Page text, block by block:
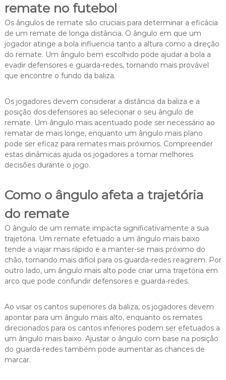
remate no futebol
Os ângulos de remate são cruciais para determinar a eficácia
de um remate de longa distância. O ângulo em que um
jogador atinge a bola influencia tanto a altura como a direção
do remate. Um ângulo bem escolhido pode ajudar a bola a
evadir defensores e guarda-redes, tornando mais provável
que encontre o fundo da baliza.
Os jogadores devem considerar a distância da baliza e a
posição dos defensores ao selecionar o seu ângulo de
remate. Um ângulo mais acentuado pode ser necessário ao
rematar de mais longe, enquanto um ângulo mais plano
pode ser eficaz para remates mais próximos. Compreender
estas dinâmicas ajuda os jogadores a tomar melhores
decisões durante o jogo.
Como o ângulo afeta a trajetória
do remate
O ângulo de um remate impacta significativamente a sua
trajetória. Um remate efetuado a um ângulo mais baixo
tende a viajar mais rápido e a manter-se mais próximo do
chão, tornando mais difícil para os guarda-redes reagirem. Por
outro lado, um ângulo mais alto pode criar uma trajetória em
arco que pode confundir defensores e guarda-redes.
Ao visar os cantos superiores da baliza, os jogadores devem
apontar para um ângulo mais alto, enquanto os remates
direcionados para os cantos inferiores podem ser efetuados a
um ângulo mais baixo. Ajustar o ângulo com base na posição
do guarda-redes também pode aumentar as chances de
marcar.